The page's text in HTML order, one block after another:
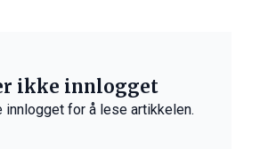
ikke innlogget
innlogget for å lese artikkelen.